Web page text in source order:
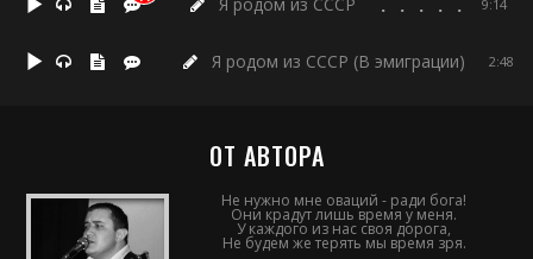
9:14
Я родом из СССР (В эмиграции) 2:48
ОТ АВТОРА
Не нужно мне оваций - ради бога!
Они крадут лишь время у меня.
У каждого из нас своя дорога,
Не будем же терять мы время зря.